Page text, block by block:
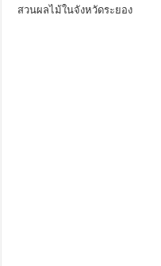
สวนผลไม้ในจังหวัดระยอง